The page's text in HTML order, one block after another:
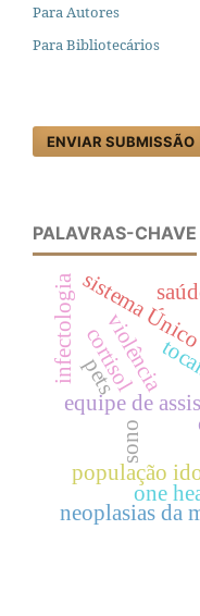
Para Autores
Para Bibliotecários
ENVIAR SUBMISSÃO
PALAVRAS-CHAVE
equipe de
sistema
população
infectologia
neoplasias da
sono
violência
cortisol
pets
one